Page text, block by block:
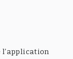
l’application